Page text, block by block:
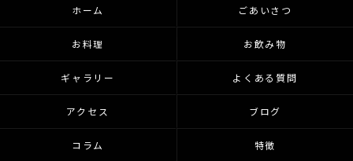
ホーム ごあいさつ
お料理 お飲み物
ギャラリー よくある質問
アクセス ブログ
コラム 特徴